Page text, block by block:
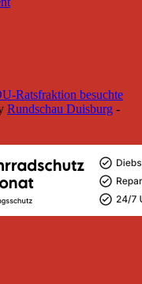
Ratsfraktion besuchte
Rundschau Duisburg -